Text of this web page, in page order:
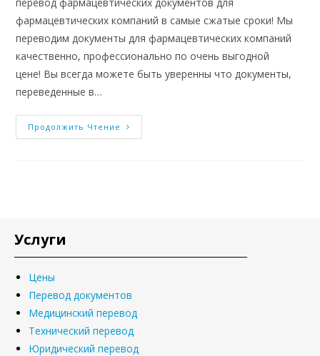
фармацевтических компаний в самые сжатые сроки! Мы
переводим документы для фармацевтических компаний
качественно, профессионально по очень выгодной
цене! Вы всегда можете быть уверенны что документы,
переведенные в…
Продолжить Чтение
Услуги
Цены
Перевод документов
Медицинский перевод
Технический перевод
Юридический перевод